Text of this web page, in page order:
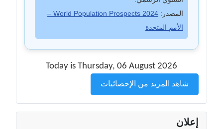
المصدر:
World Population Prospects 2024 –
الأمم المتحدة
Today is Thursday, 06 August 2026
شاهد المزيد من الإحصائيات
إعلان